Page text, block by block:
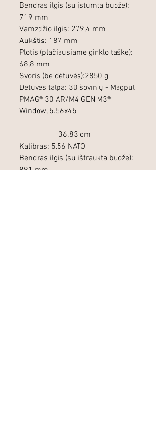
Bendras ilgis (su įstumta buože):
719 mm
Vamzdžio ilgis: 279,4 mm
Aukštis: 187 mm
Plotis (plačiausiame ginklo taške):
68,8 mm
Svoris (be dėtuvės):2850 g
Dėtuvės talpa: 30 šovinių - Magpul
PMAG® 30 AR/M4 GEN M3®
Window, 5.56x45
36.83 cm
Kalibras: 5,56 NATO
Bendras ilgis (su ištraukta buože):
891 mm